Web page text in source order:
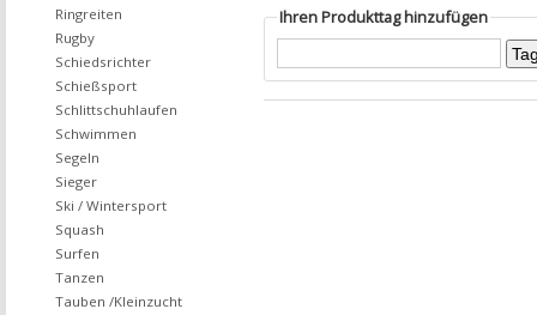
Ihren Produkttag hinzufügen
Ringreiten
Rugby
Schiedsrichter
Schießsport
Schlittschuhlaufen
Schwimmen
Segeln
Sieger
Ski / Wintersport
Squash
Surfen
Tanzen
Tauben /Kleinzucht